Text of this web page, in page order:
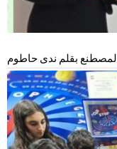
بقلم ندى حاطوم